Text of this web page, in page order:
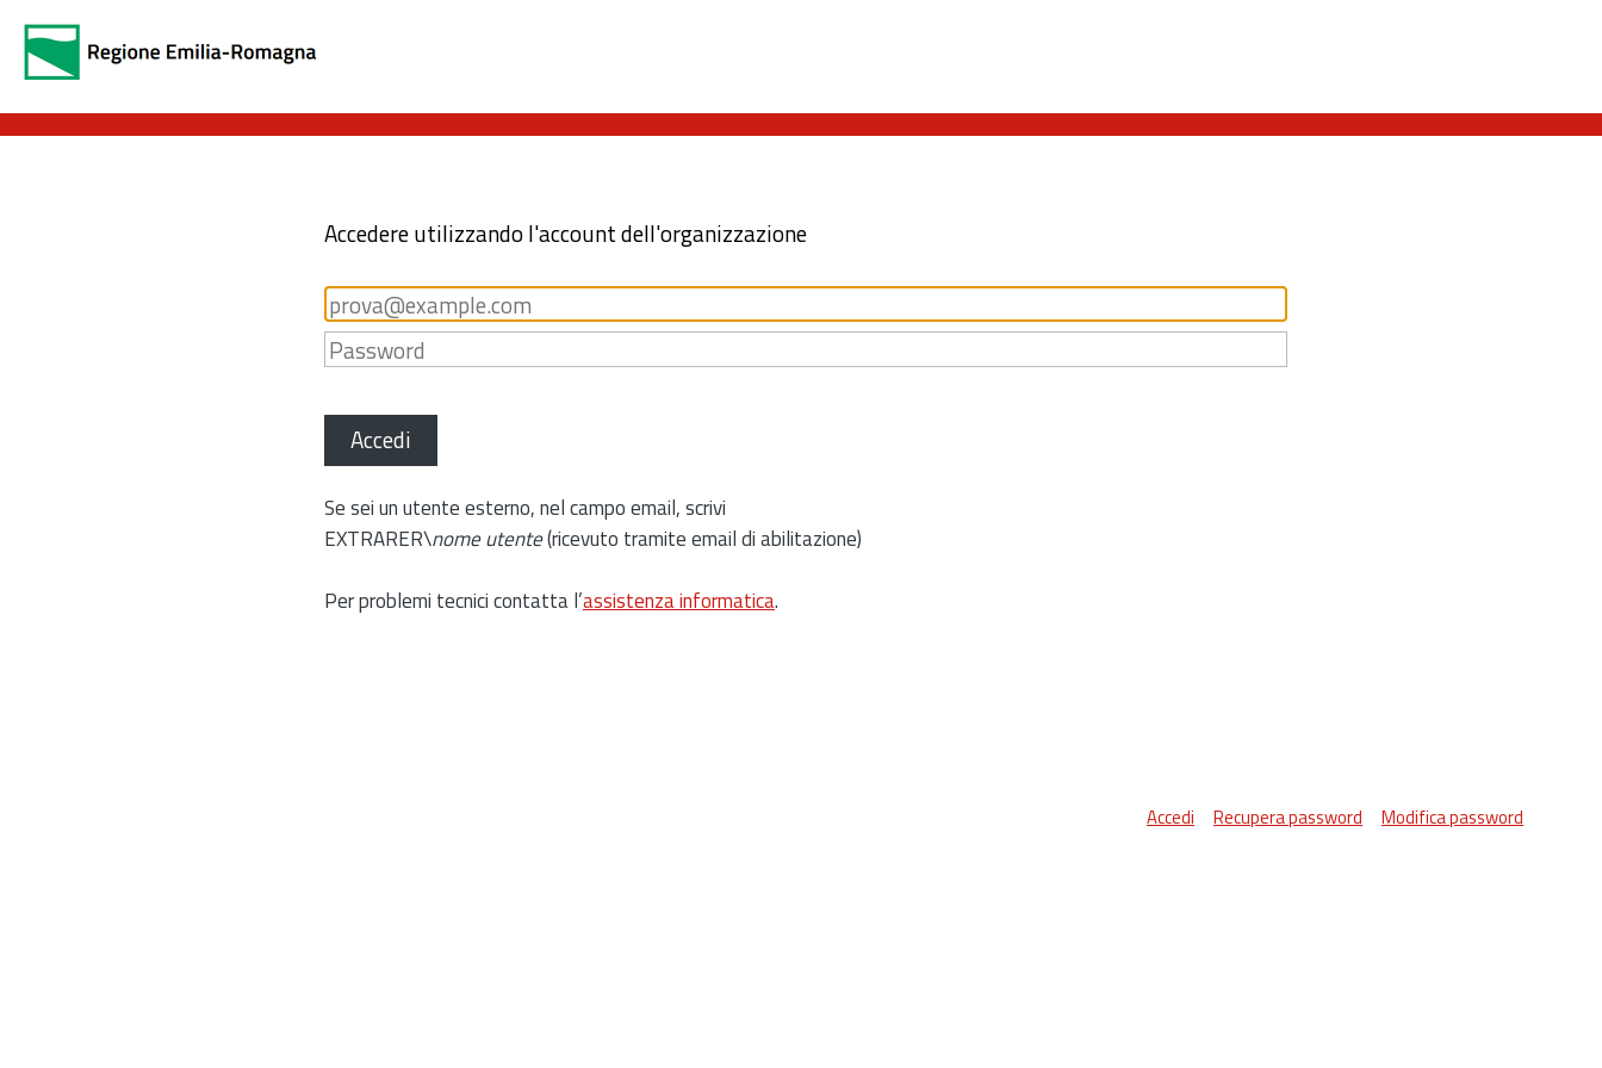
Accedere utilizzando l'account dell'organizzazione
Accedi
Se sei un utente esterno, nel campo email, scrivi
EXTRARER\nome utente(ricevuto tramite email di abilitazione)
Per problemi tecnici contatta l’assistenza informatica.
Accedi Recupera password Modifica password